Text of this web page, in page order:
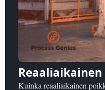
Kuinka reaaliaikainen